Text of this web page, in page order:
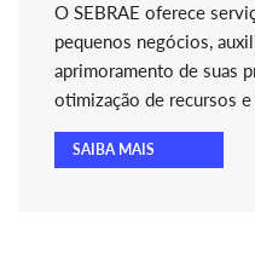
O SEBRAE oferece
pequenos negócios,
aprimoramento de suas
otimização de recursos
SAIBA MAIS